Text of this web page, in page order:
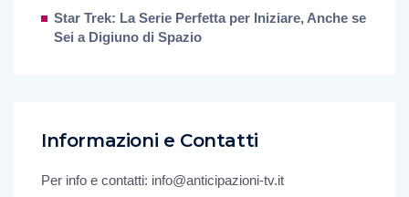
Star Trek: La Serie Perfetta per Iniziare, Anche se
Sei a Digiuno di Spazio
Informazioni e Contatti
Per info e contatti: info@anticipazioni-tv.it